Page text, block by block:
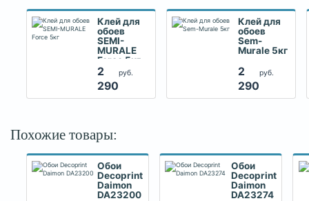
Клей для
обоев
SEMI-
MURALE
Force 5кг
2
290
руб.
Клей для
обоев
Sem-
Murale 5кг
2
290
руб.
Похожие товары:
Обои
Decoprint
Daimon
DA23200
Обои
Decoprint
Daimon
DA23274